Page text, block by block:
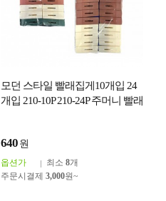
모던 스타일 빨래집게10개입 24
개입 210-10P 210-24P 주머니 빨래
640 원
옵션가 최소 8개
주문시결제 3,000원~